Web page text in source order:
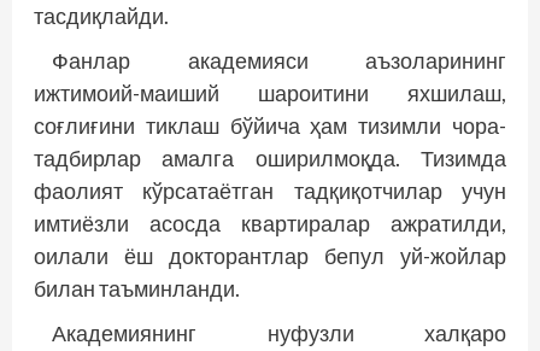
тасдиқлайди.
Фанлар академияси аъзоларининг
ижтимоий-маиший шароитини яхшилаш,
соғлиғини тиклаш бў­йича ҳам тизимли чора-
тадбирлар амалга оширилмоқда. Тизимда
фаолият кўрсатаётган тадқиқотчилар учун
имтиёзли асосда квартиралар ажратилди,
оилали ёш докторантлар бепул уй-жойлар
билан таъминланди.
Академиянинг нуфузли халқаро